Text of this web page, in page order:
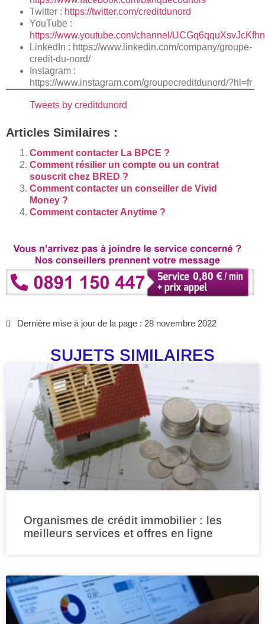
Twitter : https://twitter.com/creditdunord
YouTube :
https://www.youtube.com/channel/
LinkedIn : https://www.linkedin.com/company/groupe-
credit-du-nord/
Instagram :
https://www.instagram.com/groupecreditdunord/?hl=fr
Tweets by creditdunord
Articles Similaires :
Comment contacter La BPCE ?
Comment résilier un compte ou un contrat
souscrit chez BRED ?
Comment contacter un conseiller de Vivid
Money ?
Comment contacter Anytime ?
Dernière mise à jour de la page : 28 novembre 2022
SUJETS SIMILAIRES
Organismes de crédit immobilier : les
meilleurs services et offres en ligne